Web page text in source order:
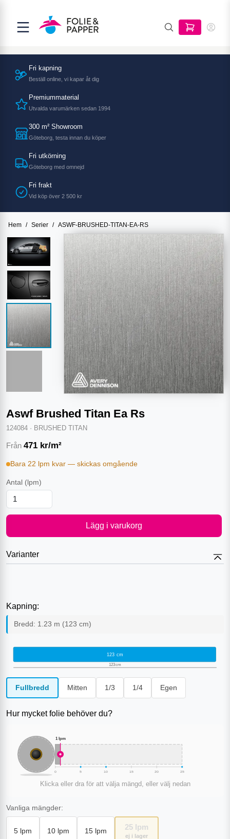
Fri kapning
Beställ online, vi kapar åt dig
Premiummaterial
Utvalda varumärken sedan 1994
300 m² Showroom
Göteborg, testa innan du köper
Fri utkörning
Göteborg med omnejd
Fri frakt
Vid köp över 2 500 kr
Hem / Serier / ASWF-BRUSHED-TITAN-EA-RS
Aswf Brushed Titan Ea Rs
124084 · BRUSHED TITAN
Från 471 kr/m²
Bara 22 lpm kvar — skickas omgående
Antal (lpm)
Lägg i varukorg
Varianter
Kapning:
Bredd: 1.23 m (123 cm)
123 cm
123cm
Fullbredd Mitten 1/3 1/4 Egen
Hur mycket folie behöver du?
1 lpm
0 5 10 15 20 25
Klicka eller dra för att välja mängd, eller välj nedan
Vanliga mängder:
5 lpm 10 lpm 15 lpm 25 lpm
ej i lager